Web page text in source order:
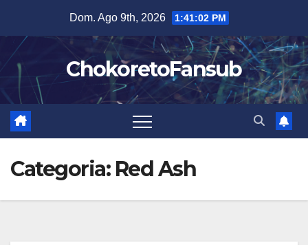
contenuto
Dom. Ago 9th, 2026 1:41:03 PM
ChokoretoFansub
Categoria: Red Ash